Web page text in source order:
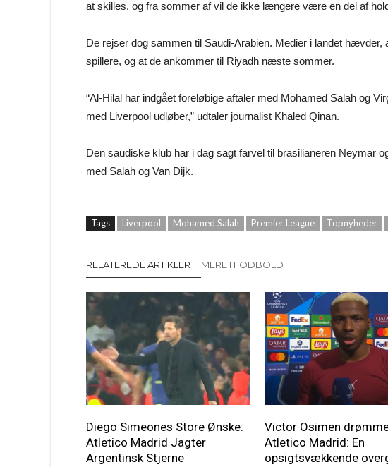
at skilles, og fra sommer af vil de ikke længere være en del af
De rejser dog sammen til Saudi-Arabien. Medier i landet hævder,
spillere, og at de ankommer til Riyadh næste sommer.
“Al-Hilal har indgået foreløbige aftaler med Mohamed Salah og
med Liverpool udløber,” udtaler journalist Khaled Qinan.
Den saudiske klub har i dag sagt farvel til brasilianeren Neymar
med Salah og Van Dijk.
Tags Liverpool Mohamed Salah Premier League Topnyheder
RELATEREDE ARTIKLER MERE I FODBOLD
Diego Simeones Store Ønske:
Atletico Madrid Jagter
Argentinsk Stjerne
Victor Osimen
Atletico Madrid: En
opsigtsvækkende